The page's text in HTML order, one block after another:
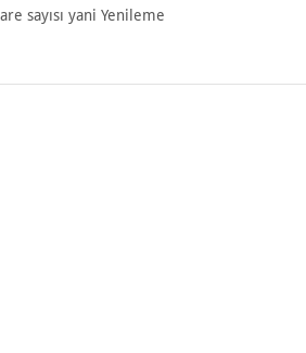
sayısı yani Yenileme